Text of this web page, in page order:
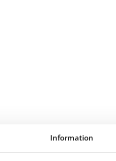
Information